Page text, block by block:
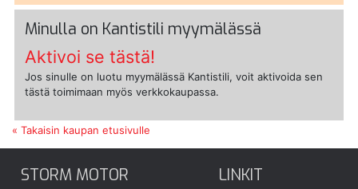
Minulla on Kantistili myymälässä
Aktivoi se tästä!
Jos sinulle on luotu myymälässä Kantistili, voit aktivoida sen
tästä toimimaan myös verkkokaupassa.
« Takaisin kaupan etusivulle
STORM MOTOR LINKIT